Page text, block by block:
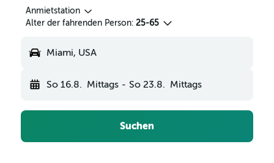
Anmietstation
Alter der fahrenden Person: 25-65
Miami, USA
So 16.8. Mittags - So 23.8. Mittags
Suchen